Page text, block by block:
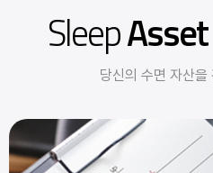
Sleep
당신의 수면 자산을